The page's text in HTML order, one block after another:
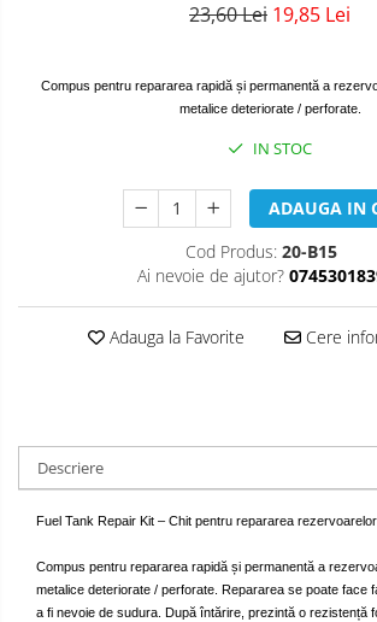
23,60 Lei 19,85 Lei
Compus pentru repararea rapidă și permanentă a
metalice deteriorate / perforate.
IN STOC
ADAUGA IN
Cod Produs: 20-B15
Ai nevoie de ajutor?
Adauga la Favorite Cere
Descriere
Fuel Tank Repair Kit – Chit pentru repararea rezervoarelor
Compus pentru repararea rapidă și permanentă a
metalice deteriorate / perforate. Repararea se poate face
a fi nevoie de sudura. După întărire, prezintă o rezistență